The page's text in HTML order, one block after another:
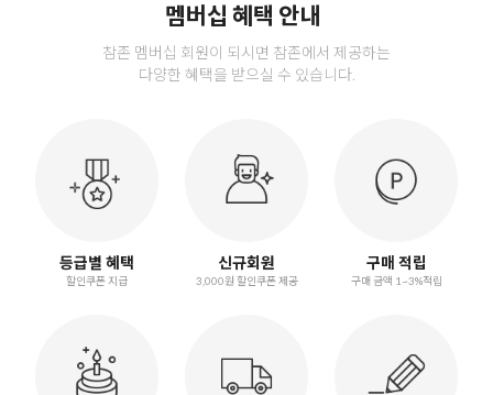
멤버십 혜택 안내
참존 멤버십 회원이 되시면 참존에서 제공하는
다양한 혜택을 받으실 수 있습니다.
등급별 혜택
할인쿠폰 지급
신규회원
3,000원 할인쿠폰 제공
구매 적립
구매 금액 1~3%적립